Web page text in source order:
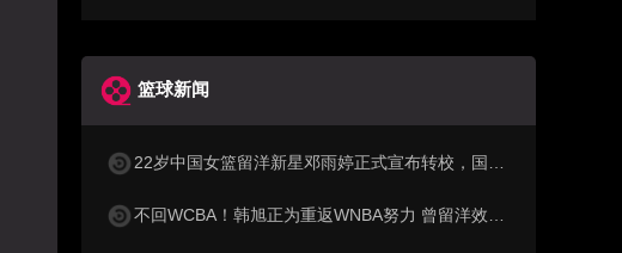
篮球新闻
22岁中国女篮留洋新星邓雨婷正式宣布转校，国家队未来或迎来锋线新力量
不回WCBA！韩旭正为重返WNBA努力 曾留洋效力纽约自由人